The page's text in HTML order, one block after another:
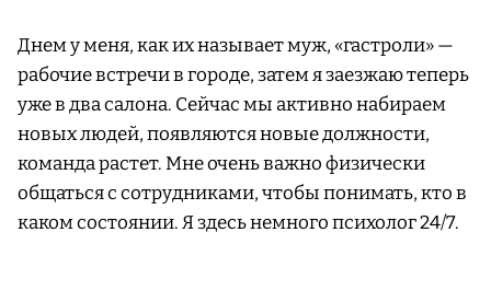
Днем у меня, как их называет муж, «гастроли» —
рабочие встречи в городе, затем я заезжаю теперь
уже в два салона. Сейчас мы активно набираем
новых людей, появляются новые должности,
команда растет. Мне очень важно физически
общаться с сотрудниками, чтобы понимать, кто в
каком состоянии. Я здесь немного психолог 24/7.